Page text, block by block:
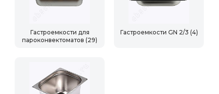
Гастроемкости для
пароконвектоматов (29)
Гастроемкости GN 2/3 (4)